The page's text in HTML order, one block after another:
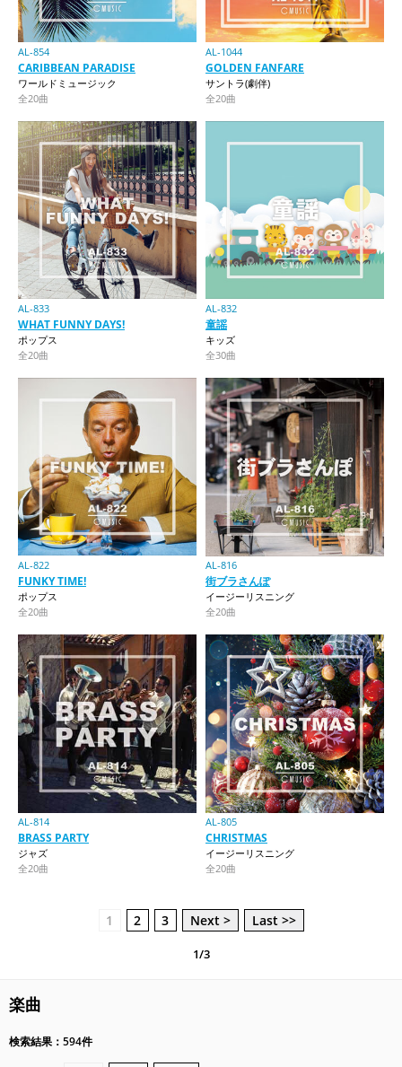
AL-854
CARIBBEAN PARADISE
ワールドミュージック
全20曲
AL-1044
GOLDEN FANFARE
サントラ(劇伴)
全20曲
AL-833
WHAT FUNNY DAYS!
ポップス
全20曲
AL-832
童謡
キッズ
全30曲
AL-822
FUNKY TIME!
ポップス
全20曲
AL-816
街ブラさんぽ
イージーリスニング
全20曲
AL-814
BRASS PARTY
ジャズ
全20曲
AL-805
CHRISTMAS
イージーリスニング
全20曲
1 2 3 Next > Last >>
1/3
楽曲
検索結果：594件